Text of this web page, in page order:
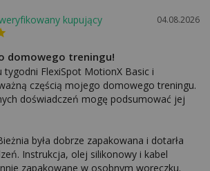
04.08.2026
domowego treningu!
tygodni FlexiSpot MotionX Basic i
częścią mojego domowego treningu.
doświadczeń mogę podsumować jej
była dobrze zapakowana i dotarła
Instrukcja, olej silikonowy i kabel
zapakowane w osobnym woreczku.